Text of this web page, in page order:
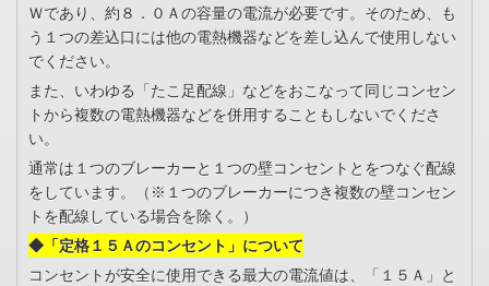
Ｗであり、約８．０Ａの容量の電流が必要です。そのため、も
う１つの差込口には他の電熱機器などを差し込んで使用しない
でください。
また、いわゆる「たこ足配線」などをおこなって同じコンセン
トから複数の電熱機器などを併用することもしないでくださ
い。
通常は１つのブレーカーと１つの壁コンセントとをつなぐ配線
をしています。（※１つのブレーカーにつき複数の壁コンセン
トを配線している場合を除く。）
◆「定格１５Ａのコンセント」について
コンセントが安全に使用できる最大の電流値は、「１５Ａ」と